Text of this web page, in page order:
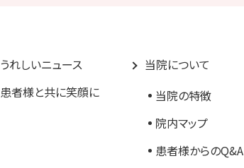
うれしいニュース
患者様と共に笑顔に
当院について
当院の特徴
院内マップ
患者様からのQ&A